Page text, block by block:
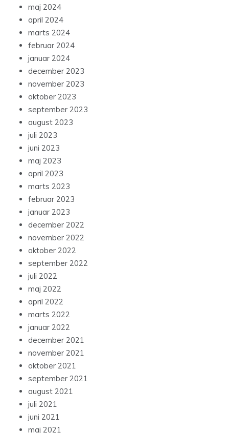
maj 2024
april 2024
marts 2024
februar 2024
januar 2024
december 2023
november 2023
oktober 2023
september 2023
august 2023
juli 2023
juni 2023
maj 2023
april 2023
marts 2023
februar 2023
januar 2023
december 2022
november 2022
oktober 2022
september 2022
juli 2022
maj 2022
april 2022
marts 2022
januar 2022
december 2021
november 2021
oktober 2021
september 2021
august 2021
juli 2021
juni 2021
maj 2021